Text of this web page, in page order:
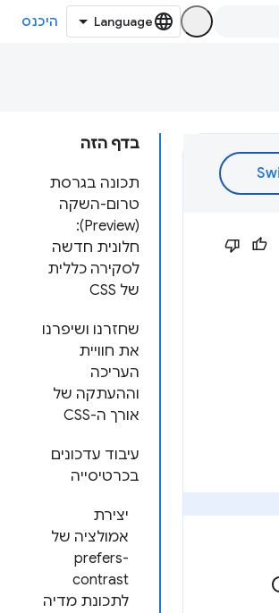
היכנס
בדף הזה
תכונה בגרסת
טרום-השקה
(Preview):
חלונית חדשה
לסקירה כללית
של CSS
שחזרנו ושיפרנו
את חוויית
העריכה
וההעתקה של
אורך ה-CSS
עיבוד עדכונים
בכרטיסייה
יצירת
אמולציה של
prefers-
contrast
לתכונת מדיה